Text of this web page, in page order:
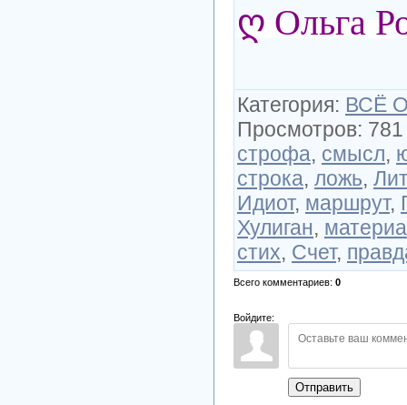
ღ Ольга
Категория: ВСЁ
Просмотров: 781
строфа, смысл,
строка, ложь,
Идиот, маршрут,
Хулиган,
стих, Счет,
Всего комментариев: 0
Войдите:
Отправить